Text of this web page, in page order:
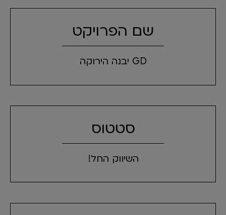
שם הפרויקט
GD יבנה הירוקה
סטטוס
השיווק החל!